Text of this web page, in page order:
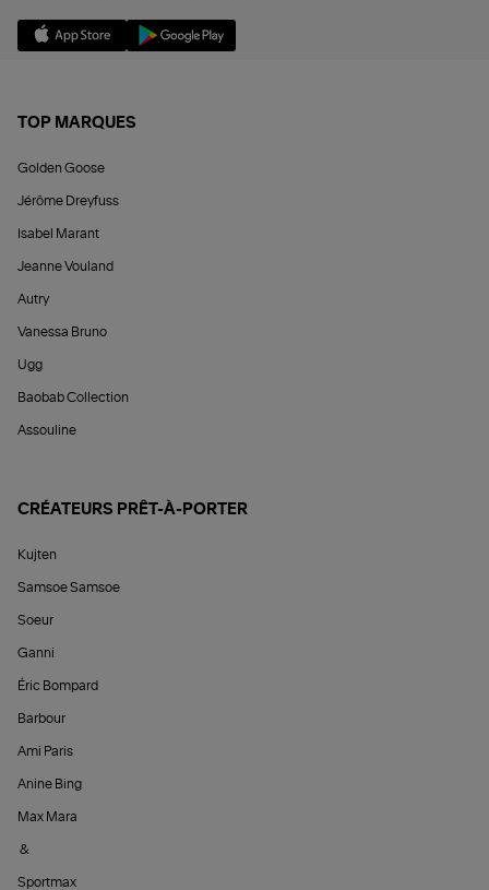
TOP MARQUES
Golden Goose
Jérôme Dreyfuss
Isabel Marant
Jeanne Vouland
Autry
Vanessa Bruno
Ugg
Baobab Collection
Assouline
CRÉATEURS PRÊT-À-PORTER
Kujten
Samsoe Samsoe
Soeur
Ganni
Éric Bompard
Barbour
Ami Paris
Anine Bing
Max Mara
&
Sportmax